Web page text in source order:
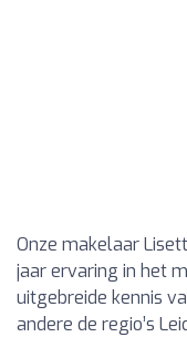
Onze makelaar
jaar ervaring in het
uitgebreide kennis
andere de regio’s